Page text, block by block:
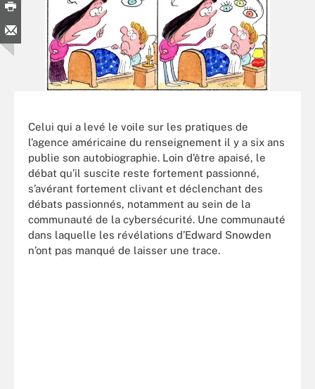
Celui qui a levé le voile sur les pratiques de
l’agence américaine du renseignement il y a six ans
publie son autobiographie. Loin d’être apaisé, le
débat qu’il suscite reste fortement passionné,
s’avérant fortement clivant et déclenchant des
débats passionnés, notamment au sein de la
communauté de la cybersécurité. Une communauté
dans laquelle les révélations d’Edward Snowden
n’ont pas manqué de laisser une trace.